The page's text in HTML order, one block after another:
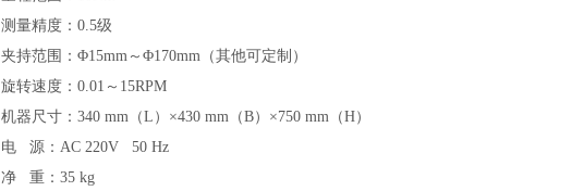
测量精度： 0.5级
夹持范围： Φ15mm～Φ170mm（其他可定制）
旋转速度： 0.01～15RPM
机器尺寸：340 mm（L）×430 mm（B）×750 mm（H）
电
源：AC 220V 50 Hz
净
重： 35 kg